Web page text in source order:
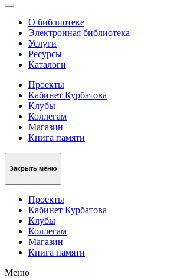
О библиотеке
Электронная библиотека
Услуги
Ресурсы
Каталоги
Проекты
Кабинет Курбатова
Клубы
Коллегам
Магазин
Книга памяти
Закрыть меню
Проекты
Кабинет Курбатова
Клубы
Коллегам
Магазин
Книга памяти
Меню